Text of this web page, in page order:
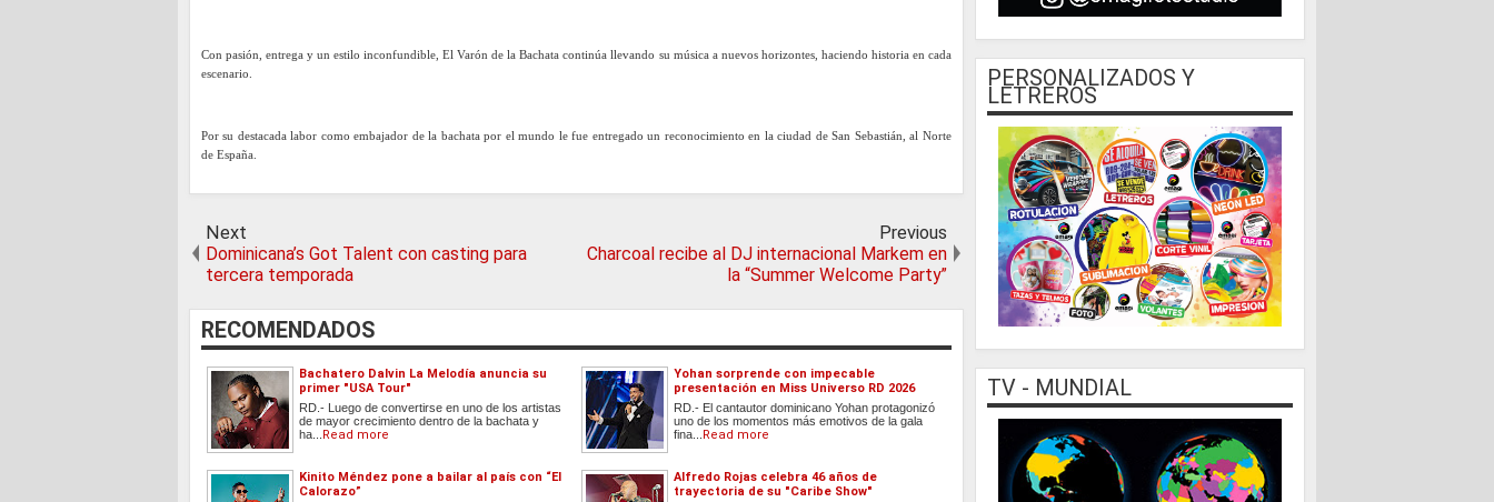
Con pasión, entrega y un estilo inconfundible, El Varón de la Bachata continúa llevando su música a nuevos horizontes, haciendo historia en cada
escenario.
Por su destacada labor como embajador de la bachata por el mundo le fue entregado un reconocimiento en la ciudad de San Sebastián, al Norte
de España.
Next
Dominicana’s Got Talent con casting para
tercera temporada
Previous
Charcoal recibe al DJ internacional Markem en
la “Summer Welcome Party”
RECOMENDADOS
Bachatero Dalvin La Melodía anuncia su
primer "USA Tour"
RD.- Luego de convertirse en uno de los artistas
de mayor crecimiento dentro de la bachata y
ha... Read more
Yohan sorprende con impecable
presentación en Miss Universo RD 2026
RD.- El cantautor dominicano Yohan protagonizó
uno de los momentos más emotivos de la gala
fina... Read more
Kinito Méndez pone a bailar al país con “El
Calorazo”
Alfredo Rojas celebra 46 años de
trayectoria de su "Caribe Show"
PERSONALIZADOS Y
LETREROS
TV - MUNDIAL